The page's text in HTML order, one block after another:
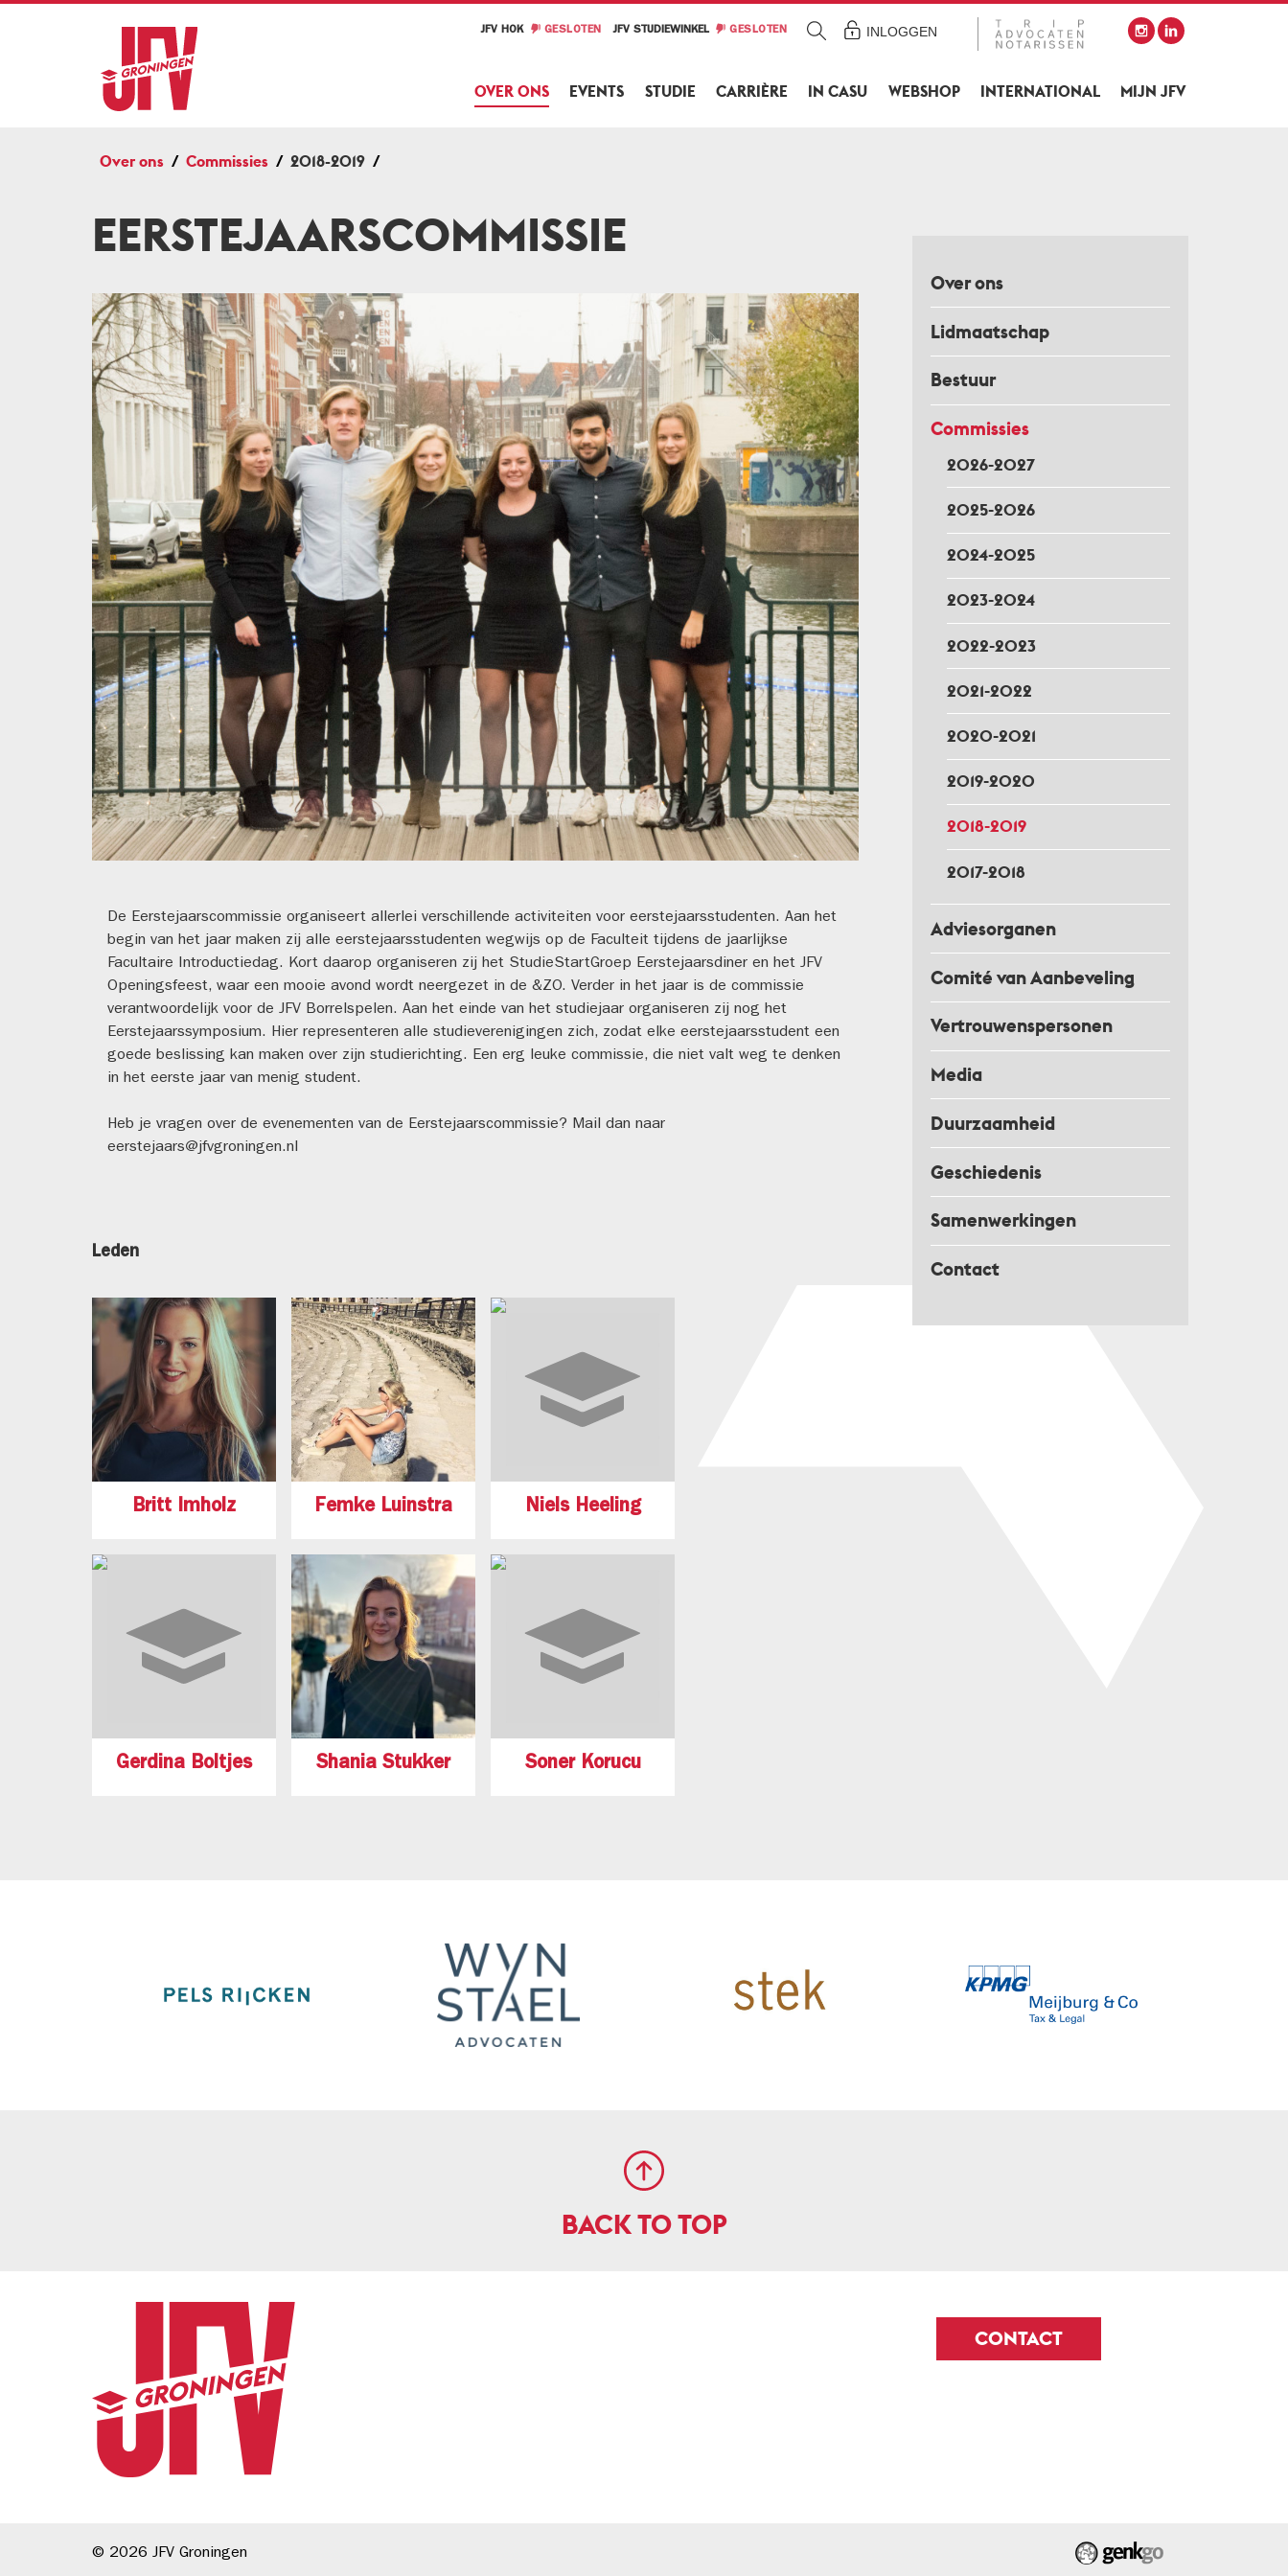
OVER ONS EVENTS STUDIE CARRIÈRE IN CASU WEBSHOP INTERNATIONAL MIJN JFV
JFV HOK GESLOTEN JFV STUDIEWINKEL GESLOTEN INLOGGEN
Over ons Commissies 2018-2019
Over ons
Lidmaatschap
Bestuur
Commissies
2026-2027
2025-2026
2024-2025
2023-2024
2022-2023
2021-2022
2020-2021
2019-2020
2018-2019
2017-2018
Adviesorganen
Comité van Aanbeveling
Vertrouwenspersonen
Media
Duurzaamheid
Geschiedenis
Samenwerkingen
Contact
EERSTEJAARSCOMMISSIE
De Eerstejaarscommissie organiseert allerlei verschillende activiteiten voor eerstejaarsstudenten. Aan het
begin van het jaar maken zij alle eerstejaarsstudenten wegwijs op de Faculteit tijdens de jaarlijkse
Facultaire Introductiedag. Kort daarop organiseren zij het StudieStartGroep Eerstejaarsdiner en het JFV
Openingsfeest, waar een mooie avond wordt neergezet in de &ZO. Verder in het jaar is de commissie
verantwoordelijk voor de JFV Borrelspelen. Aan het einde van het studiejaar organiseren zij nog het
Eerstejaarssymposium. Hier representeren alle studieverenigingen zich, zodat elke eerstejaarsstudent een
goede beslissing kan maken over zijn studierichting. Een erg leuke commissie, die niet valt weg te denken
in het eerste jaar van menig student.
Heb je vragen over de evenementen van de Eerstejaarscommissie? Mail dan naar
eerstejaars@jfvgroningen.nl
Leden
Britt Imholz Femke Luinstra Niels Heeling
Gerdina Boltjes Shania Stukker Soner Korucu
BACK TO TOP
CONTACT
© 2026 JFV Groningen